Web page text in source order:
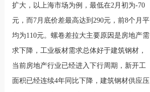
扩大，以上海市场为例，最低在2月初为-70
元，而7月底价差最高达到290元，前8个月平
均为110元。螺卷差拉大主要原因是房地产需
求下降，工业板材需求总体好于建筑钢材，
当前房地产行业已经进入下行周期，新开工
面积已经连续4年同比下降，建筑钢材供应压